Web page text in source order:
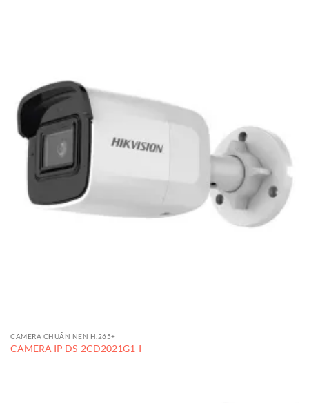
CAMERA CHUẨN NÉN H.265+
CAMERA IP DS-2CD2021G1-I